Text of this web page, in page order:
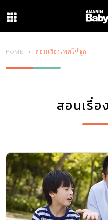
HOME สอนเรื่องเพศให้ลูก
สอนเรื่อ